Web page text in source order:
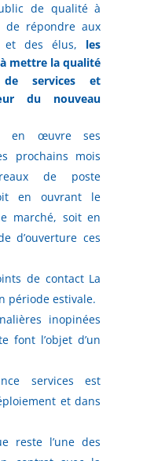
de qualité à
de répondre aux
et des élus, les
à mettre la qualité
services et
du nouveau
en œuvre ses
prochains mois
de poste
en ouvrant le
marché, soit en
d’ouverture ces
de contact La
période estivale.
inopinées
font l’objet d’un
services est
et dans
reste l’une des